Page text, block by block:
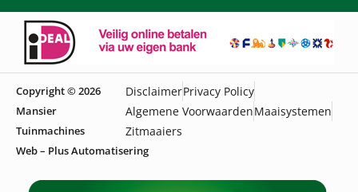
Copyright © 2026
Mansier
Tuinmachines
DisclaimerPrivacy Policy
Algemene VoorwaardenMaaisystemen
Zitmaaiers
Web – Plus Automatisering